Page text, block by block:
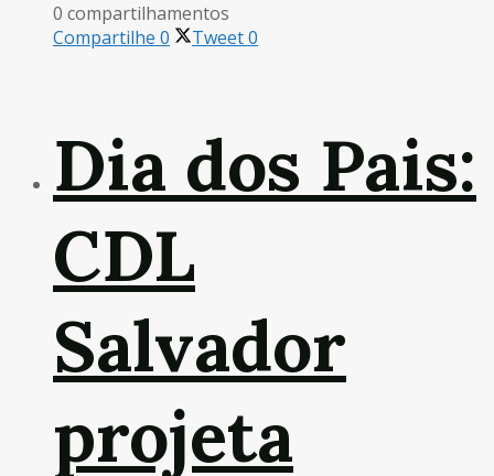
0 compartilhamentos
Compartilhe 0 Tweet0
Dia dos Pais:
CDL
Salvador
projeta